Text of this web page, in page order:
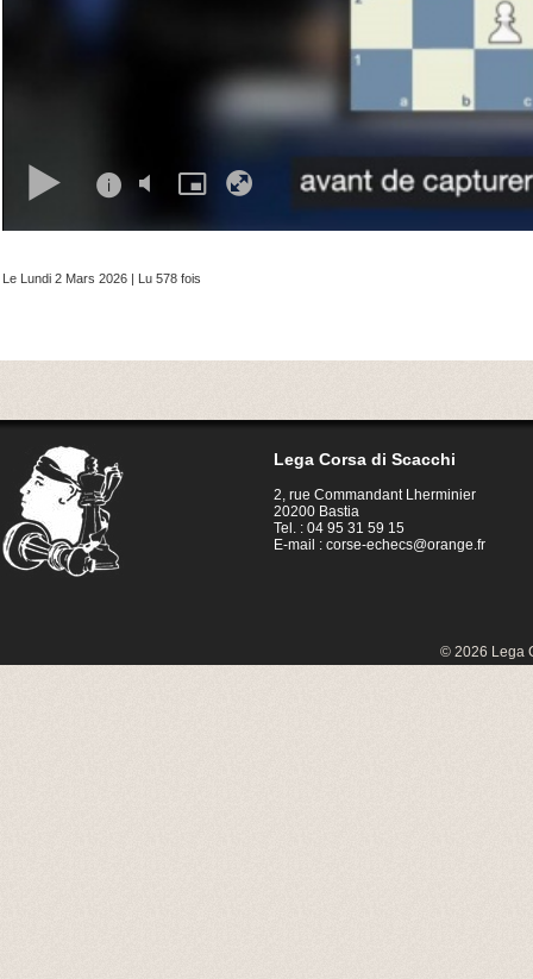
Le Lundi 2 Mars 2026 | Lu 578 fois
Lega Corsa di Scacchi
2, rue Commandant Lherminier
20200 Bastia
Tel. : 04 95 31 59 15
E-mail :corse-echecs@orange.fr
© 2026 Lega